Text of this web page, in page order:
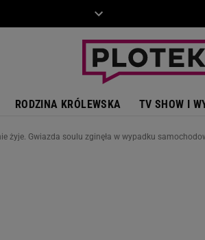
RODZINA KRÓLEWSKA TV SHOW I
żyje. Gwiazda soulu zginęła w wypadku